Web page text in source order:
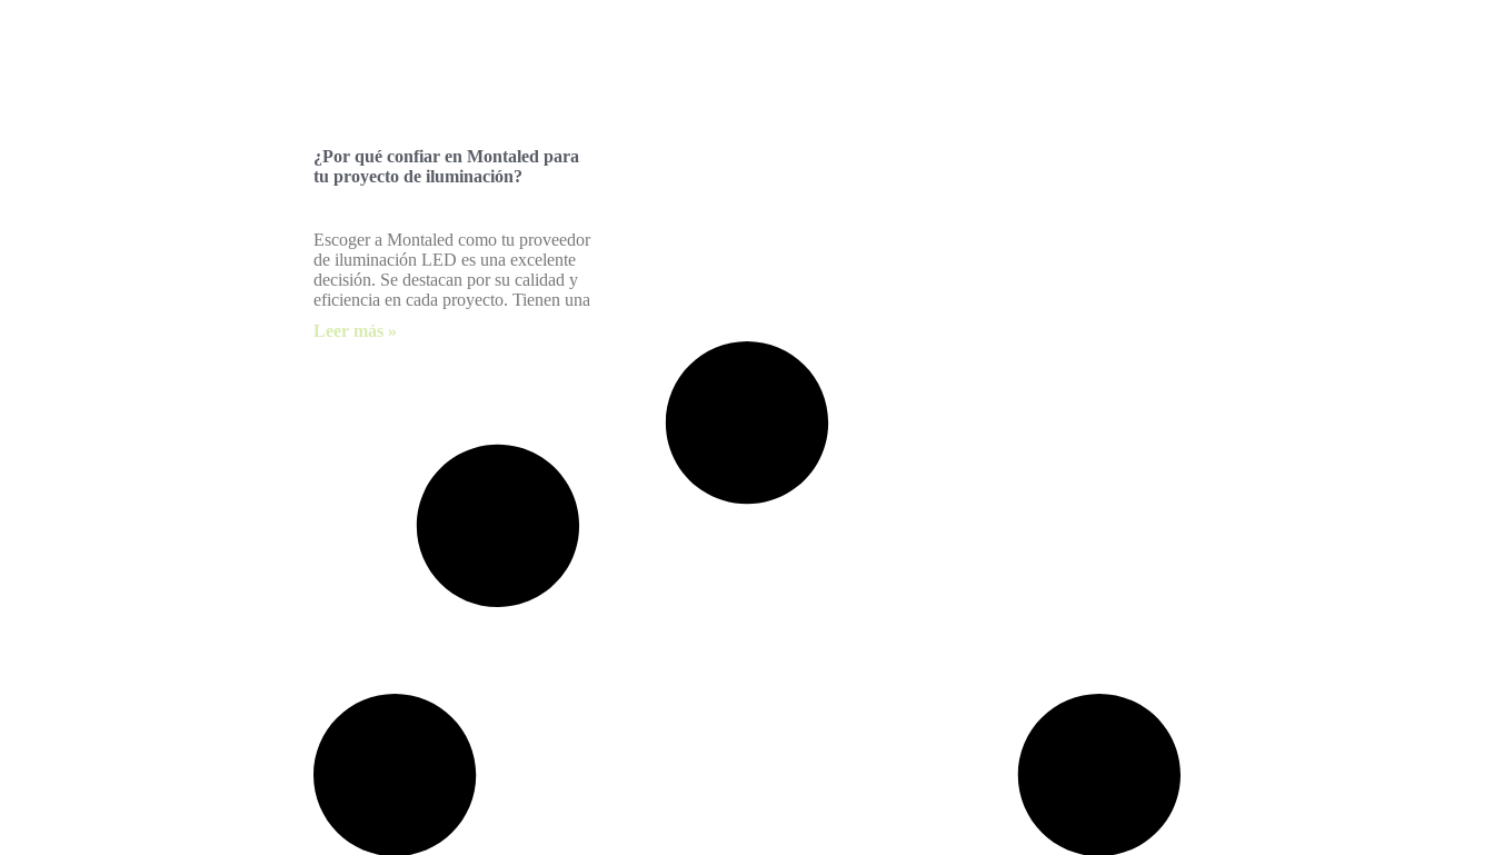
¿Por qué confiar en Montaled para
tu proyecto de iluminación?
Escoger a Montaled como tu proveedor
de iluminación LED es una excelente
decisión. Se destacan por su calidad y
eficiencia en cada proyecto. Tienen una
Leer más »